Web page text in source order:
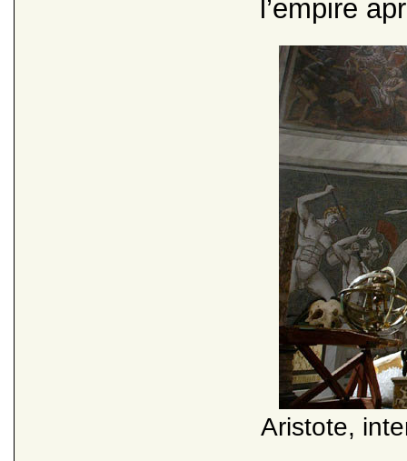
l’empire
Aristote,